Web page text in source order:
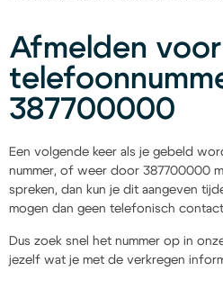
Afmelden voor
387700000
Een volgende keer als je gebeld
nummer, of weer door 387700000
spreken, dan kun je dit aangeven
mogen dan geen telefonisch
Dus zoek snel het nummer op in
jezelf wat je met de verkregen